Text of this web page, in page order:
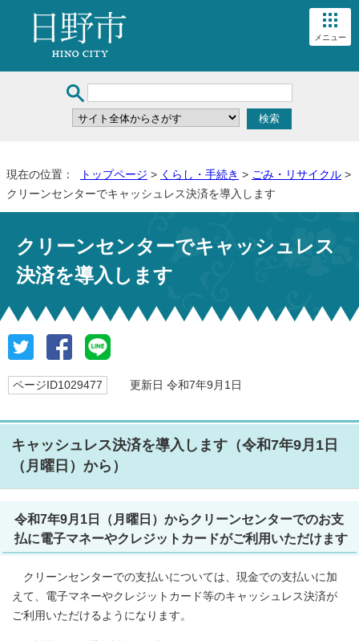
メニュー
現在の位置： トップページ > くらし・手続き > ごみ・リサイクル >
クリーンセンターでキャッシュレス決済を導入します
クリーンセンターでキャッシュレス
決済を導入します
ページID1029477 更新日 令和7年9月1日
キャッシュレス決済を導入します（令和7年9月1日
（月曜日）から）
令和7年9月1日（月曜日）からクリーンセンターでのお支
払に電子マネーやクレジットカードがご利用いただけます
クリーンセンターでの支払いについては、現金での支払いに加
えて、電子マネーやクレジットカード等のキャッシュレス決済が
ご利用いただけるようになります。